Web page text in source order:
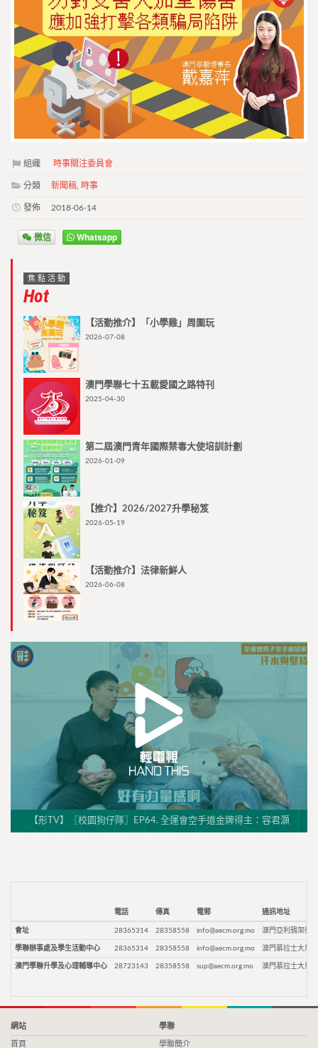
組織 時事關注委員會
分類 新聞稿, 時事
發佈 2018-06-14
微信 Whatsapp
焦點活動
Hot
【活動推介】「小學雞」周圍玩
2026-07-08
澳門學聯七十五載愛國之路特刊
2025-04-30
第二屆澳門青年國際禁毒大使培訓計劃
2026-01-09
【推介】2026/2027升學秘笈
2026-05-19
【活動推介】法律新鮮人
2026-06-08
【形TV】〖校園狗仔隊〗EP64. 全運會空手道金牌得主：容君灝
電話 傳真 電郵 通訊地址
會址 28365314 28358558 info@aecm.org.mo 澳門亞利鴉架街9
學聯辦事處及學生活動中心 28365314 28358558 info@aecm.org.mo 澳門慕拉士大馬
澳門學聯升學及心理輔導中心 28723143 28358558 sup@aecm.org.mo 澳門慕拉士大馬
網站
首頁
學聯
學聯簡介